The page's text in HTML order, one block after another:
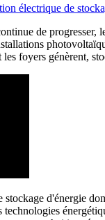
de progresser,
foyers génèrent,
stockage d'énergie